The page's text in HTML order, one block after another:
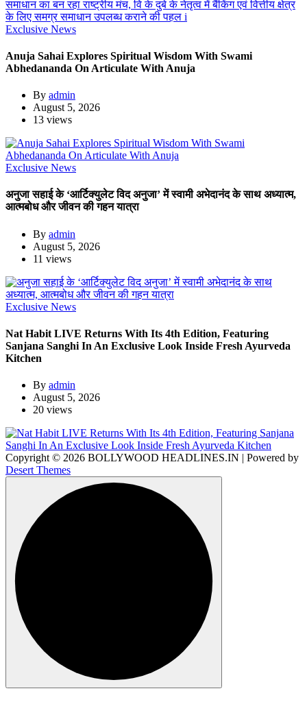
Exclusive News
Anuja Sahai Explores Spiritual Wisdom With Swami
Abhedananda On Articulate With Anuja
By admin
August 5, 2026
13 views
Exclusive News
अनुजा सहाई के ‘आर्टिक्युलेट विद अनुजा’ में स्वामी अभेदानंद के साथ अध्यात्म,
आत्मबोध और जीवन की गहन यात्रा
By admin
August 5, 2026
11 views
Exclusive News
Nat Habit LIVE Returns With Its 4th Edition, Featuring
Sanjana Sanghi In An Exclusive Look Inside Fresh Ayurveda
Kitchen
By admin
August 5, 2026
20 views
Copyright © 2026 BOLLYWOOD HEADLINES.IN | Powered by
Desert Themes